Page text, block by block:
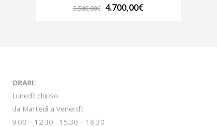
5.500,00€
Il
4.700,00€Il
ORARI:
Lunedì: chiuso
da Martedì a Venerdì:
9.00 – 12.30 15.30 – 18.30